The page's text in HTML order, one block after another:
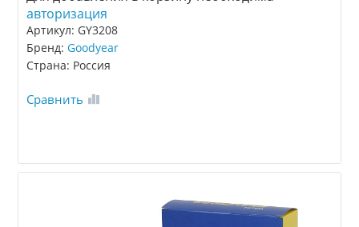
авторизация
Артикул: GY3208
Бренд:Goodyear
Страна: Россия
Сравнить